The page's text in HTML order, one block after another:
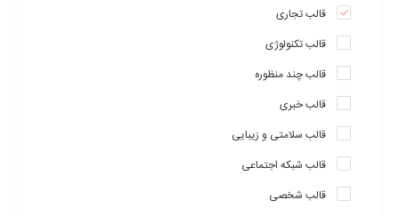
قالب تجاری
قالب تکنولوژی
قالب چند منظوره
قالب خبری
قالب سلامتی و زیبایی
قالب شبکه اجتماعی
قالب شخصی